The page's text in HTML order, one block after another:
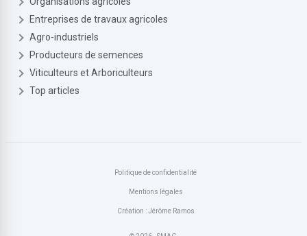
Entreprises de travaux agricoles
Agro-industriels
Producteurs de semences
Viticulteurs et Arboriculteurs
Top articles
Politique de confidentialité
Mentions légales
Création : Jérôme Ramos